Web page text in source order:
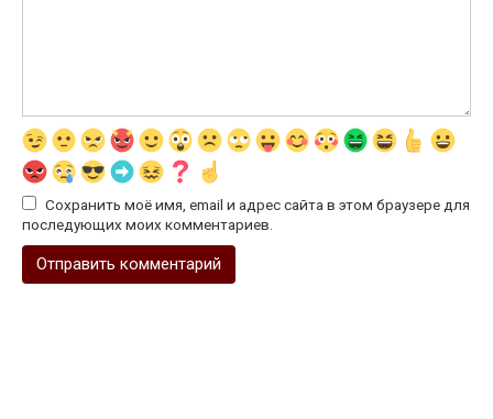
Сохранить моё имя, email и адрес сайта в этом браузере для
последующих моих комментариев.